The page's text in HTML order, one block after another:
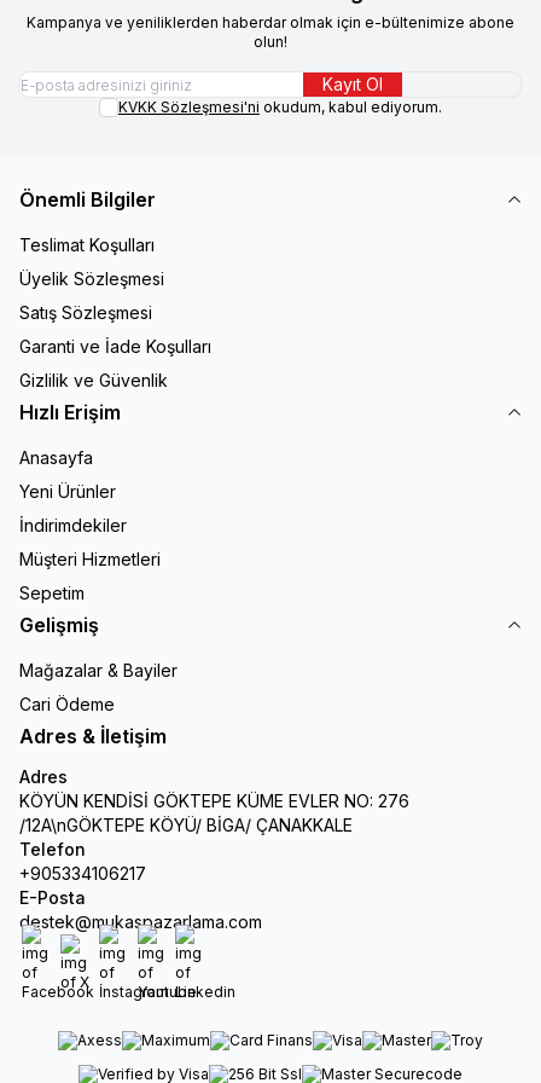
Kampanya ve yeniliklerden haberdar olmak için e-bültenimize abone
olun!
Kayıt Ol
KVKK Sözleşmesi'ni okudum, kabul ediyorum.
Önemli Bilgiler
Teslimat Koşulları
Üyelik Sözleşmesi
Satış Sözleşmesi
Garanti ve İade Koşulları
Gizlilik ve Güvenlik
Hızlı Erişim
Anasayfa
Yeni Ürünler
İndirimdekiler
Müşteri Hizmetleri
Sepetim
Gelişmiş
Mağazalar & Bayiler
Cari Ödeme
Adres & İletişim
Adres
KÖYÜN KENDİSİ GÖKTEPE KÜME EVLER NO: 276
/12A\nGÖKTEPE KÖYÜ/ BİGA/ ÇANAKKALE
Telefon
+905334106217
E-Posta
destek@mukaspazarlama.com
Facebook
X İnstagram
Youtube